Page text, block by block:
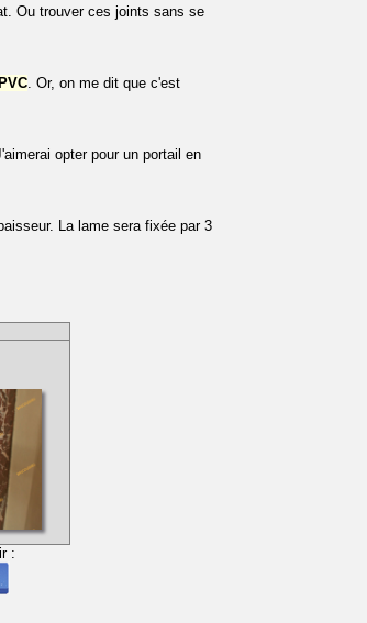
Ou trouver ces joints sans se
PVC. Or, on me dit que c'est
opter pour un portail en
La lame sera fixée par 3
: